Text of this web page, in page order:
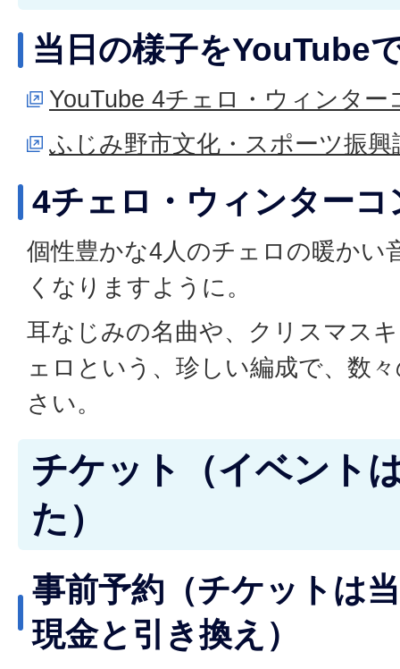
当日の様子をYouTube
YouTube 4チェロ・ウィンター
ふじみ野市文化・スポーツ振
4チェロ・ウィンターコ
個性豊かな4人のチェロの暖かい
くなりますように。
耳なじみの名曲や、クリスマス
ェロという、珍しい編成で、数
さい。
チケット（イベント
た）
事前予約（チケットは
現金と引き換え）